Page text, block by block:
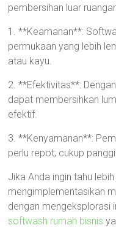
pembersihan luar
1. **Keamanan**:
permukaan yang lebih
atau kayu.
2. **Efektivitas**:
dapat membersihkan
efektif.
3. **Kenyamanan**:
perlu repot; cukup
Jika Anda ingin tahu
mengimplementasikan
dengan mengeksplorasi
softwash rumah bisnis